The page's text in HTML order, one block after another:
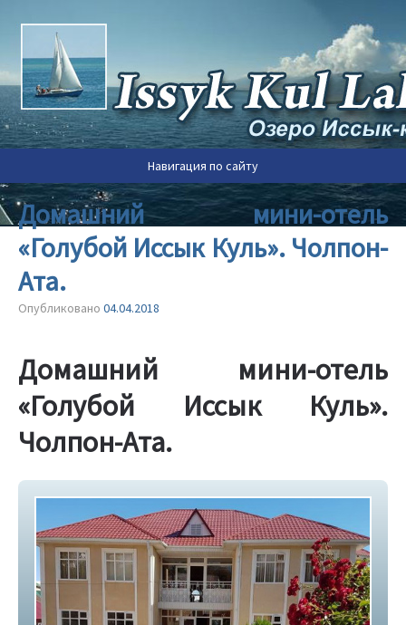
Частный сектор Иссык-
Куля 2020
Иссык-Куле
Навигация по сайту
Домашний мини-отель
«Голубой Иссык Куль». Чолпон-
Ата.
Опубликовано 04.04.2018
Домашний мини-отель
«Голубой Иссык Куль».
Чолпон-Ата.